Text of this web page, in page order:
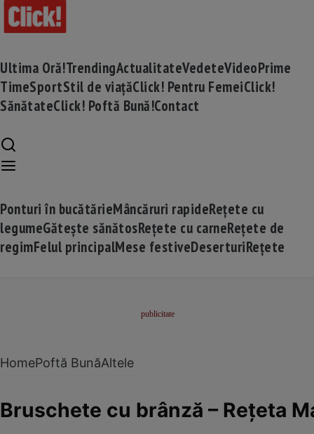
Ultima Oră!TrendingActualitateVedeteVideoPrime
TimeSportStil de viațăClick! Pentru FemeiClick!
SănătateClick! Poftă Bună!Contact
Ponturi în bucătărieMâncăruri rapideRețete cu
legumeGătește sănătosRețete cu carneRețete de
regimFelul principalMese festiveDeserturiRețete
HomePoftă BunăAltele
Bruschete cu brânză – Reţeta